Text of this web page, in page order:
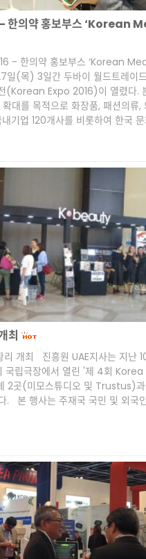
- 한의약 홍보부스 ‘Korean
- 한의약 홍보부스 ‘Korean
(목) 3일간 두바이 월드트레이
(Korean Expo 2016)이 열렸다.
대를 목적으로 화장품, 패션의류,
기업 120개사를 비롯하여 한국
최
개최 진흥원 UAE지사는 지난
립극장에서 열린 '제 4회
2곳(미모스튜디오 및 Trustus)
. 본 행사는 주재국 국민 및 외국